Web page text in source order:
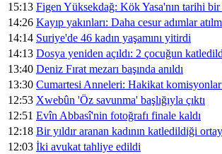
15:13 Figen Yüksekdağ: Kök Yasa'nın tarihi bir
14:26 Kayıp yakınları: Daha cesur adımlar
14:14 Suriye'de 46 kadın yaşamını yitirdi
14:13 Dosya yeniden açıldı: 2 çocuğun
13:40 Deniz Fırat mezarı başında anıldı
13:30 Cumartesi Anneleri: Hakikat
12:53 Xwebûn 'Öz savunma' başlığıyla çıktı
12:51 Evîn Abbasî'nin fotoğrafı finale kaldı
12:18 Bir yıldır aranan kadının katledildiği
12:03 İki avukat tahliye edildi